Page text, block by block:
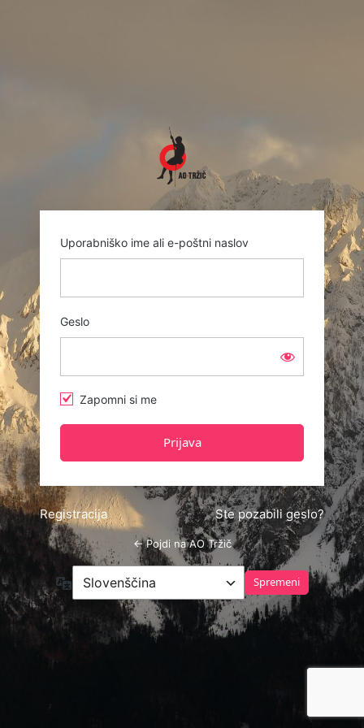
https://www.ao-
Uporabniško ime ali e-poštni naslov
Geslo
Zapomni si me
Registracija Ste pozabili geslo?
← Pojdi na AO Tržič
Jezik